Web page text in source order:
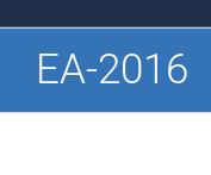
EA-2016